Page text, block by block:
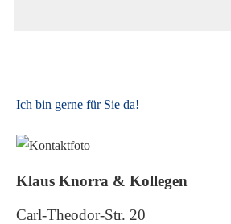
Ich bin gerne für Sie da!
Klaus Knorra & Kollegen
Carl-Theodor-Str. 20